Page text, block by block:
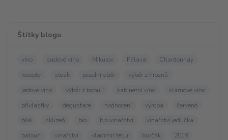
Štítky blogu
víno sudové víno Mikulov Pálava
Chardonnay
recepty
steak pozdní sběr
výběr z hroznů
ledové víno
výběr z bobulí kabinetní víno
slámové víno
přívlastky
degustace hodnocení výroba
červené
bílé
sklizeň bio bio vinařství
vinařství jedlička
baloun
vinařství vladimír tetur burčák
2019